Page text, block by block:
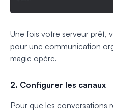
Une fois votre serveur prêt,
pour une communication
magie opère.
2. Configurer les canaux
Pour que les conversations